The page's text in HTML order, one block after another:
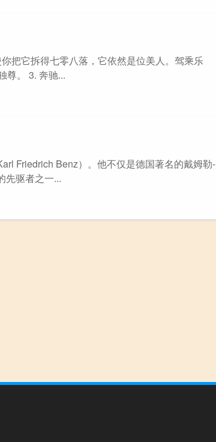
把它拆得七零八落，它依然是位美人。驾乘乐
尊。 3. 奔驰...
Friedrich Benz）。他不仅是德国著名的戴姆勒-
先驱者之一...